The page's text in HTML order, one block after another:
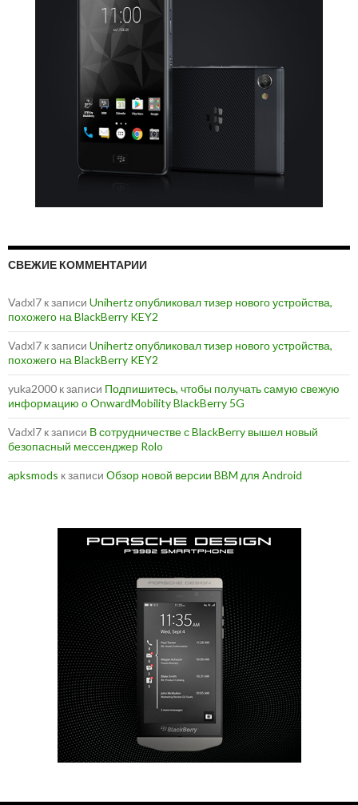
СВЕЖИЕ КОММЕНТАРИИ
Vadxl7 к записи Unihertz опубликовал тизер нового устройства,
похожего на BlackBerry KEY2
Vadxl7 к записи Unihertz опубликовал тизер нового устройства,
похожего на BlackBerry KEY2
yuka2000 к записи Подпишитесь, чтобы получать самую свежую
информацию о OnwardMobility BlackBerry 5G
Vadxl7 к записи В сотрудничестве с BlackBerry вышел новый
безопасный мессенджер Rolo
apksmods к записи Обзор новой версии BBM для Android